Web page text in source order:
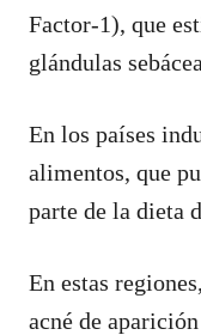
Factor-1), que
glándulas
En los países
alimentos, que
parte de la dieta
En estas
acné de